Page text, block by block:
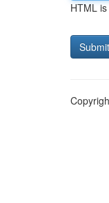
HTML